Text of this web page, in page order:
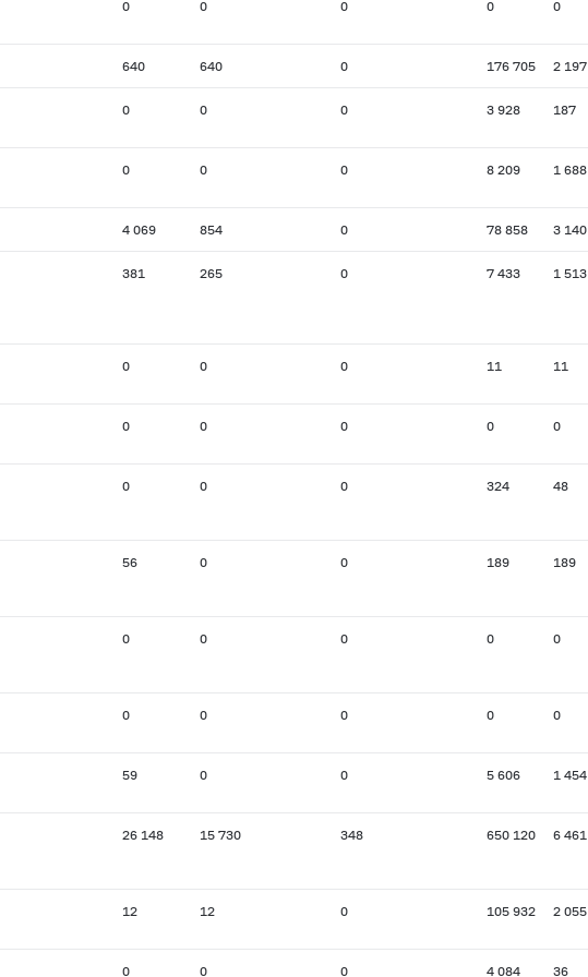
0 0 0 0 0
640 640 0 176 705 2 197
0 0 0 3 928 187
0 0 0 8 209 1 688
4 069 854 0 78 858 3 140
381 265 0 7 433 1 513
0 0 0 11 11
0 0 0 0 0
0 0 0 324 48
56 0 0 189 189
0 0 0 0 0
0 0 0 0 0
59 0 0 5 606 1 454
26 148 15 730 348 650 120 6 461
12 12 0 105 932 2 055
0 0 0 4 084 36